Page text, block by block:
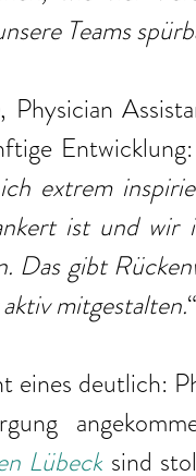
Teams
, Physician
extrem
ist und wir
Das gibt
mitgestalten.“
eines deutlich:
Lübeck sind